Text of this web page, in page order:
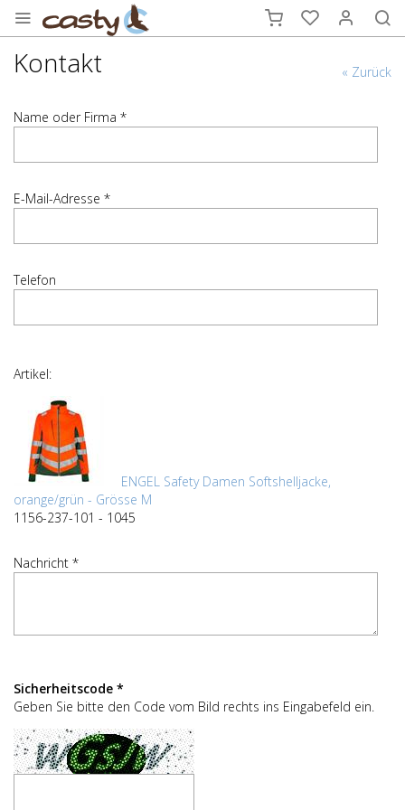
« Zurück
Kontakt
Name oder Firma *
E-Mail-Adresse *
Telefon
Artikel:
ENGEL Safety Damen Softshelljacke,
orange/grün - Grösse M
1156-237-101 - 1045
Nachricht *
Sicherheitscode *
Geben Sie bitte den Code vom Bild rechts ins Eingabefeld ein.